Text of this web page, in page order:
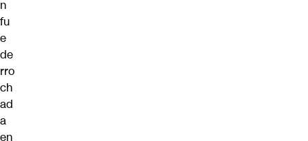
n
fu
e
de
rro
ch
ad
a
en